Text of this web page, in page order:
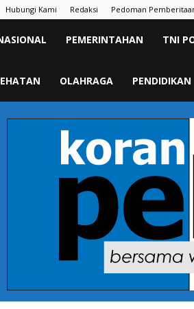
Hubungi Kami Redaksi Pedoman
PEMERINTAHAN TNI
OLAHRAGA PENDIDIKAN